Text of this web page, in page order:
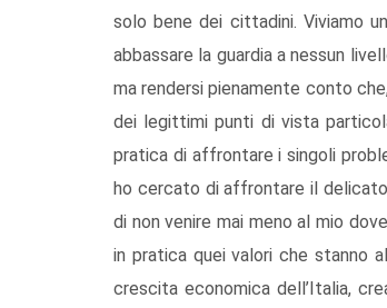
solo bene dei cittadini. Viviamo
abbassare la guardia a nessun
ma rendersi pienamente conto
dei legittimi punti di vista
pratica di affrontare i singoli
ho cercato di affrontare il
di non venire mai meno al mio
in pratica quei valori che stanno
crescita economica dell’Italia,